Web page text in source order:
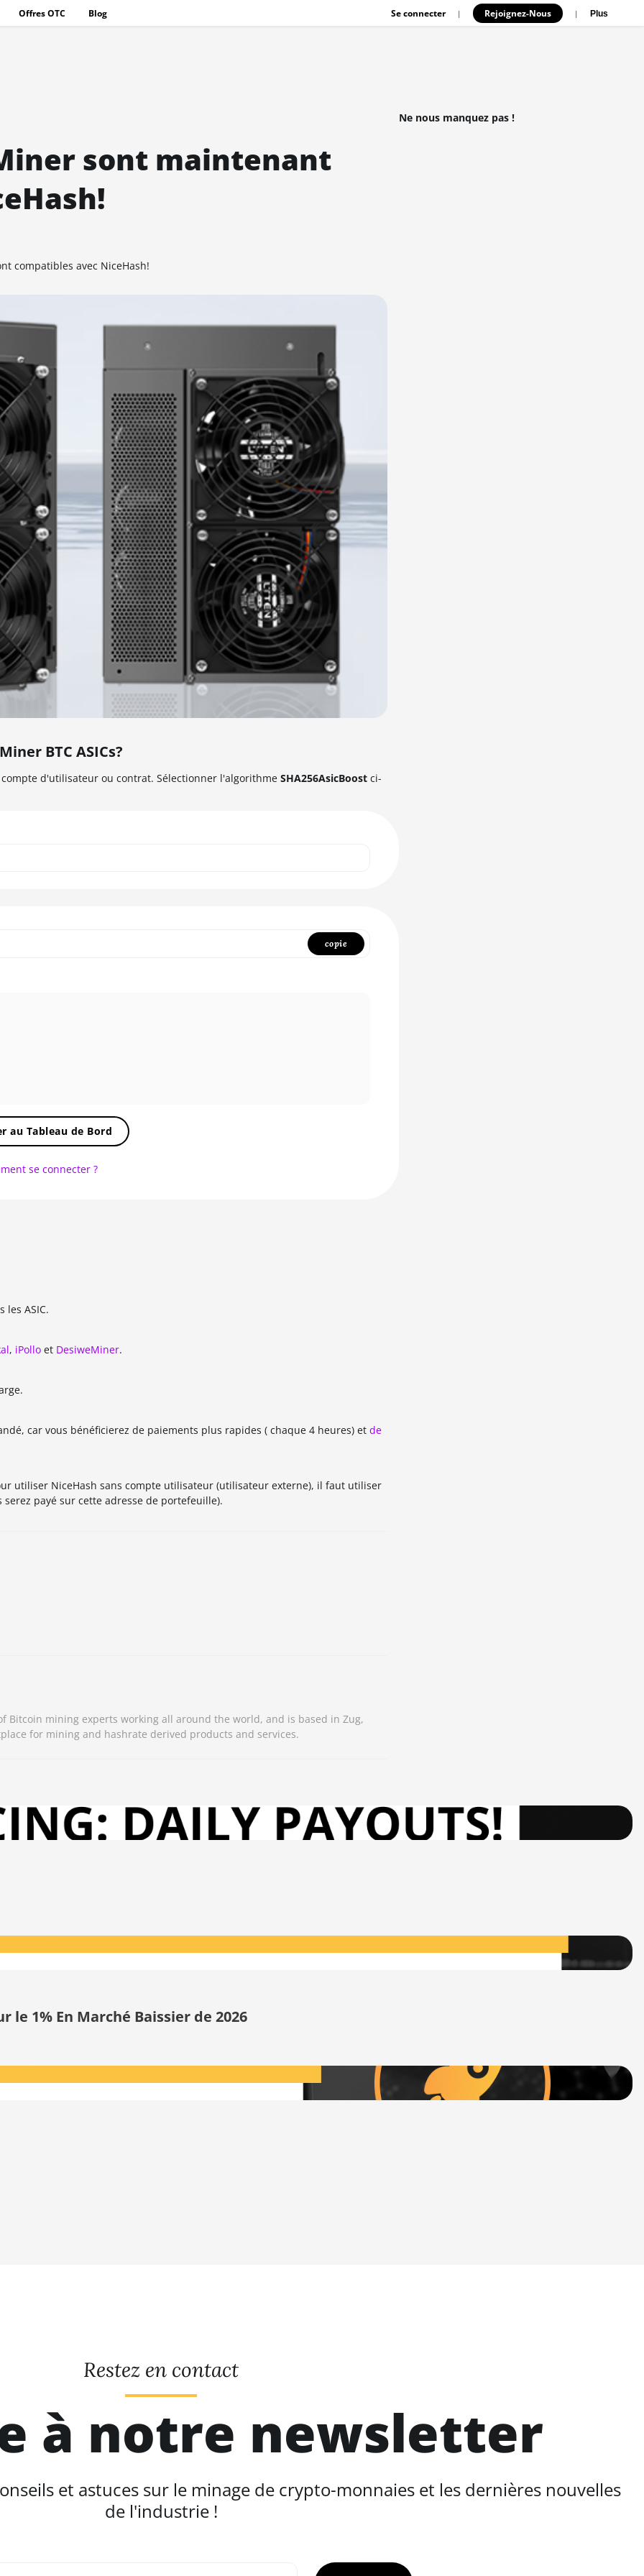
Offres OTC Blog Se connecter | Rejoignez-Nous | Plus
sont maintenant
compatibles avec NiceHash!
BTC ASICs?
compte d'utilisateur ou contrat. Sélectionner l'algorithme SHA256AsicBoost ci-
copie
au Tableau de Bord
se connecter ?
ASIC.
, iPollo et DesiweMiner.
car vous bénéficierez de paiements plus rapides ( chaque 4 heures) et de
utiliser NiceHash sans compte utilisateur (utilisateur externe), il faut utiliser
payé sur cette adresse de portefeuille).
Bitcoin mining experts working all around the world, and is based in Zug,
for mining and hashrate derived products and services.
Ne nous manquez pas !
le 1% En Marché Baissier de 2026
Restez en contact
à notre newsletter
et astuces sur le minage de crypto-monnaies et les dernières nouvelles
de l'industrie !